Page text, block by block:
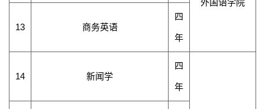
外国语学院
13 商务英语
四
年
14 新闻学
四
年